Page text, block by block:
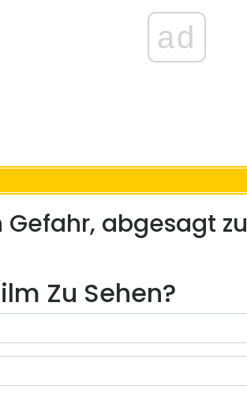
ad
Gefahr, abgesagt zu
Zu Sehen?